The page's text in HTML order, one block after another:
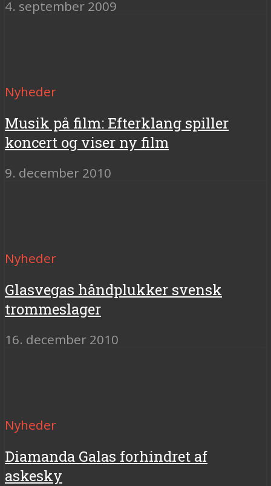
4. september 2009
Nyheder
Musik på film: Efterklang spiller
koncert og viser ny film
9. december 2010
Nyheder
Glasvegas håndplukker svensk
trommeslager
16. december 2010
Nyheder
Diamanda Galas forhindret af
askesky